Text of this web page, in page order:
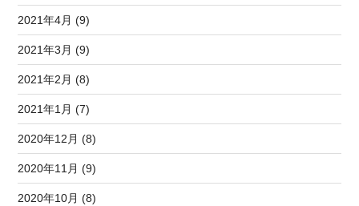
2021年4月 (9)
2021年3月 (9)
2021年2月 (8)
2021年1月 (7)
2020年12月 (8)
2020年11月 (9)
2020年10月 (8)